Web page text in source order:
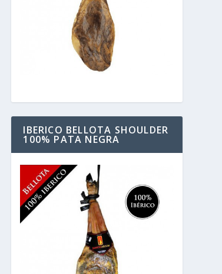
IBERICO BELLOTA SHOULDER
100% PATA NEGRA